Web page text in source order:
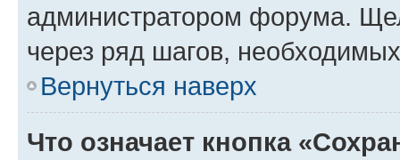
администратором форума.
через ряд шагов,
Вернуться наверх
Что означает кнопка